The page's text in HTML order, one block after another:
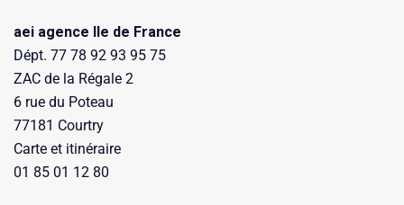
aei agence Ile de France
Dépt. 77 78 92 93 95 75
ZAC de la Régale 2
6 rue du Poteau
77181 Courtry
Carte et itinéraire
01 85 01 12 80